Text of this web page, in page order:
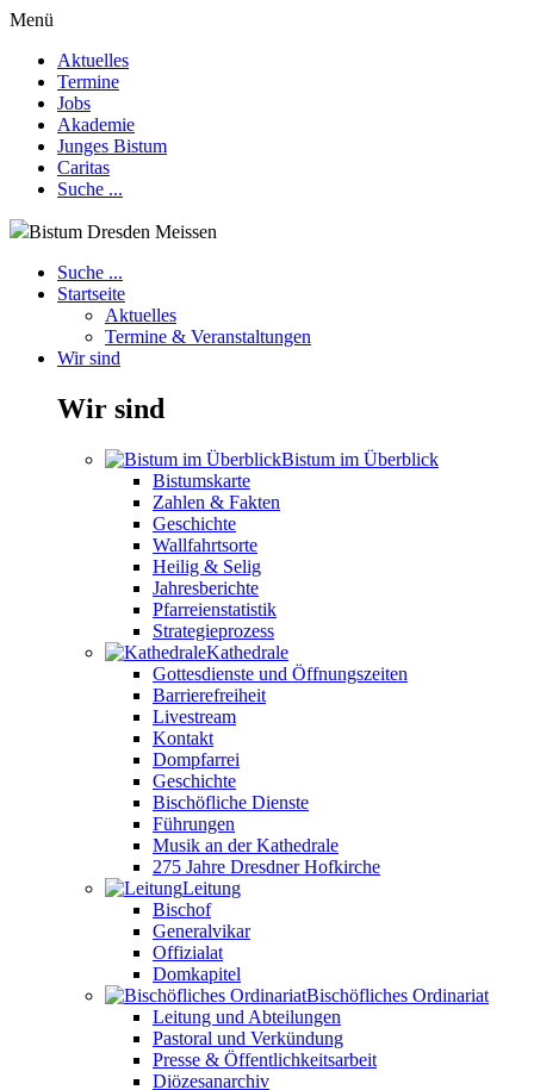
Menü
Aktuelles
Termine
Jobs
Akademie
Junges Bistum
Caritas
Suche ...
Bistum Dresden Meissen
Suche ...
Startseite
Aktuelles
Termine & Veranstaltungen
Wir sind
Wir sind
Bistum im Überblick
Bistumskarte
Zahlen & Fakten
Geschichte
Wallfahrtsorte
Heilig & Selig
Jahresberichte
Pfarreienstatistik
Strategieprozess
Kathedrale
Gottesdienste und Öffnungszeiten
Barrierefreiheit
Livestream
Kontakt
Dompfarrei
Geschichte
Bischöfliche Dienste
Führungen
Musik an der Kathedrale
275 Jahre Dresdner Hofkirche
Leitung
Bischof
Generalvikar
Offizialat
Domkapitel
Bischöfliches Ordinariat
Leitung und Abteilungen
Pastoral und Verkündung
Presse & Öffentlichkeitsarbeit
Diözesanarchiv